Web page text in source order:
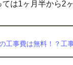
ては1ヶ月半から2
工事費は無料！？工